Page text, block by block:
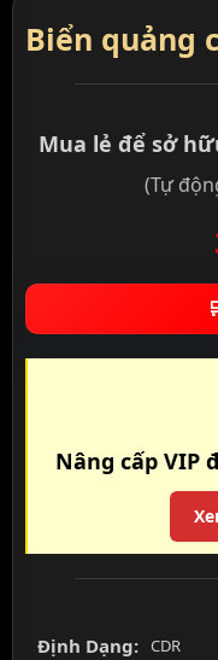
Biển quảng
Mua lẻ để sở
(Tự
Nâng cấp VIP
Định Dạng: CDR